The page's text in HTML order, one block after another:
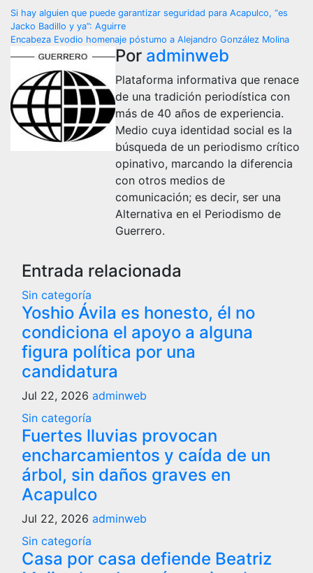
Navegación
de
entradas
Si hay alguien que puede garantizar seguridad para Acapulco, “es
Jacko Badillo y ya”: Aguirre
Encabeza Evodio homenaje póstumo a Alejandro González Molina
Por adminweb
Plataforma informativa que renace
de una tradición periodística con
más de 40 años de experiencia.
Medio cuya identidad social es la
búsqueda de un periodismo crítico
opinativo, marcando la diferencia
con otros medios de
comunicación; es decir, ser una
Alternativa en el Periodismo de
Guerrero.
Entrada relacionada
Sin categoría
Yoshio Ávila es honesto, él no
condiciona el apoyo a alguna
figura política por una
candidatura
Jul 22, 2026 adminweb
Sin categoría
Fuertes lluvias provocan
encharcamientos y caída de un
árbol, sin daños graves en
Acapulco
Jul 22, 2026 adminweb
Sin categoría
Casa por casa defiende Beatriz